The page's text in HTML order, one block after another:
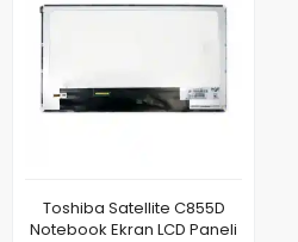
Toshiba Satellite C855D
Notebook Ekran LCD Paneli